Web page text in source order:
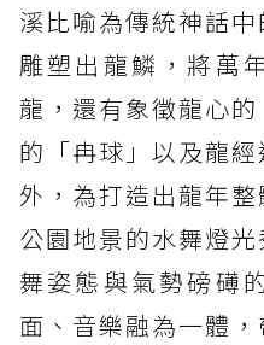
溪比喻為傳統神話
雕塑出龍鱗，將萬
龍，還有象徵龍心
的「冉球」以及龍
外，為打造出龍年
公園地景的水舞燈
舞姿態與氣勢磅礡
面、音樂融為一體